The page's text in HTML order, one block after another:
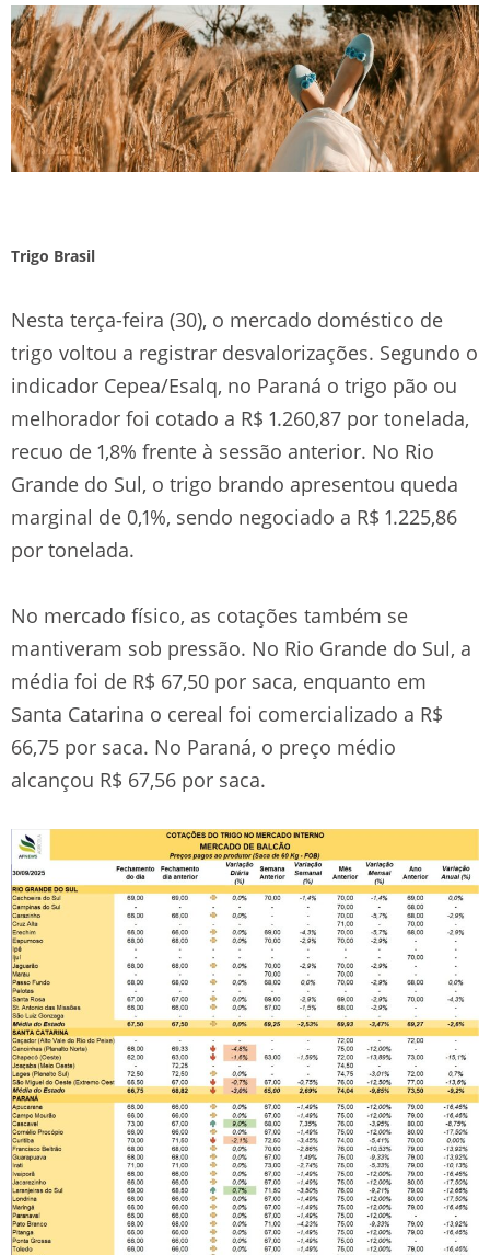
Trigo Brasil
Nesta terça-feira (30), o mercado doméstico de
trigo voltou a registrar desvalorizações. Segundo o
indicador Cepea/Esalq, no Paraná o trigo pão ou
melhorador foi cotado a R$ 1.260,87 por tonelada,
recuo de 1,8% frente à sessão anterior. No Rio
Grande do Sul, o trigo brando apresentou queda
marginal de 0,1%, sendo negociado a R$ 1.225,86
por tonelada.
No mercado físico, as cotações também se
mantiveram sob pressão. No Rio Grande do Sul, a
média foi de R$ 67,50 por saca, enquanto em
Santa Catarina o cereal foi comercializado a R$
66,75 por saca. No Paraná, o preço médio
alcançou R$ 67,56 por saca.